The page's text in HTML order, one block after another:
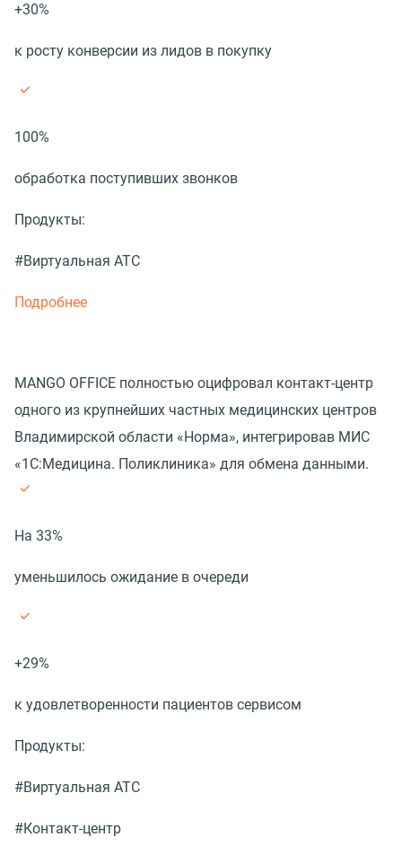
+30%
к росту конверсии из лидов в покупку
100%
обработка поступивших звонков
Продукты:
#Виртуальная АТС
Подробнее
MANGO OFFICE полностью оцифровал контакт-центр
одного из крупнейших частных медицинских центров
Владимирской области «Норма», интегрировав МИС
«1С:Медицина. Поликлиника» для обмена данными.
На 33%
уменьшилось ожидание в очереди
+29%
к удовлетворенности пациентов сервисом
Продукты:
#Виртуальная АТС
#Контакт-центр